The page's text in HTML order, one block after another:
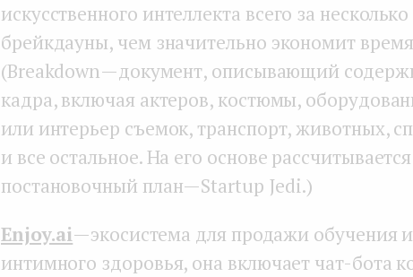
искусственного интеллекта всего за
брейкдауны, чем значительно экономит
(Breakdown — документ, описывающий
кадра, включая актеров, костюмы,
или интерьер съемок, транспорт, животных,
и все остальное. На его основе
постановочный план — Startup Jedi.)
Enjoy.ai— экосистема для продажи обучения
интимного здоровья, она включает чат-бота